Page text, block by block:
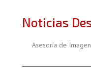
Noticias
Asesoría de Imagen